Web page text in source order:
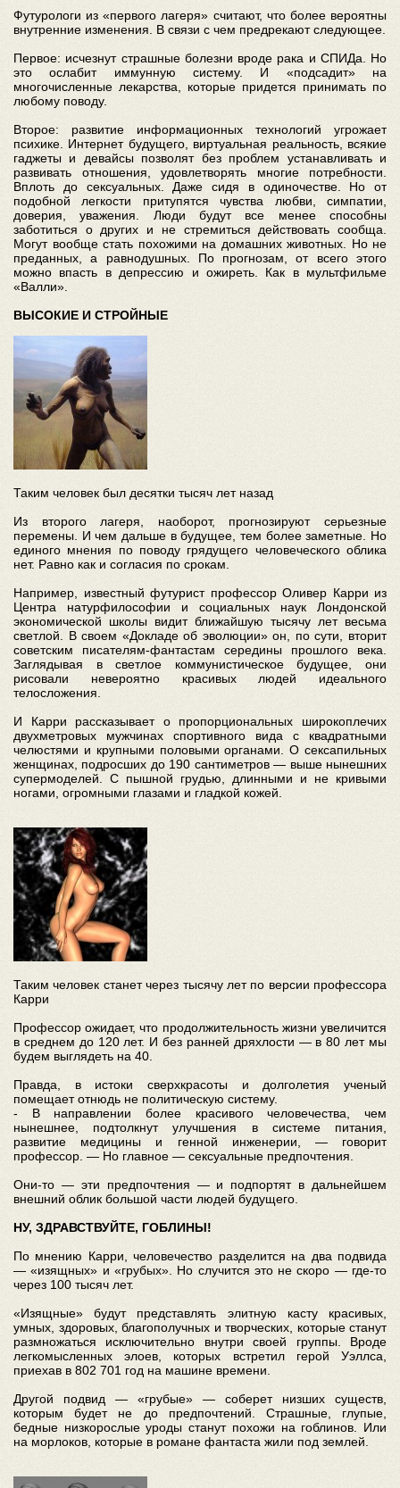
Футурологи из «первого лагеря» считают, что более вероятны
внутренние изменения. В связи с чем предрекают следующее.
Первое: исчезнут страшные болезни вроде рака и СПИДа. Но
это ослабит иммунную систему. И «подсадит» на
многочисленные лекарства, которые придется принимать по
любому поводу.
Второе: развитие информационных технологий угрожает
психике. Интернет будущего, виртуальная реальность, всякие
гаджеты и девайсы позволят без проблем устанавливать и
развивать отношения, удовлетворять многие потребности.
Вплоть до сексуальных. Даже сидя в одиночестве. Но от
подобной легкости притупятся чувства любви, симпатии,
доверия, уважения. Люди будут все менее способны
заботиться о других и не стремиться действовать сообща.
Могут вообще стать похожими на домашних животных. Но не
преданных, а равнодушных. По прогнозам, от всего этого
можно впасть в депрессию и ожиреть. Как в мультфильме
«Валли».
ВЫСОКИЕ И СТРОЙНЫЕ
Таким человек был десятки тысяч лет назад
Из второго лагеря, наоборот, прогнозируют серьезные
перемены. И чем дальше в будущее, тем более заметные. Но
единого мнения по поводу грядущего человеческого облика
нет. Равно как и согласия по срокам.
Например, известный футурист профессор Оливер Карри из
Центра натурфилософии и социальных наук Лондонской
экономической школы видит ближайшую тысячу лет весьма
светлой. В своем «Докладе об эволюции» он, по сути, вторит
советским писателям-фантастам середины прошлого века.
Заглядывая в светлое коммунистическое будущее, они
рисовали невероятно красивых людей идеального
телосложения.
И Карри рассказывает о пропорциональных широкоплечих
двухметровых мужчинах спортивного вида с квадратными
челюстями и крупными половыми органами. О сексапильных
женщинах, подросших до 190 сантиметров — выше нынешних
супермоделей. С пышной грудью, длинными и не кривыми
ногами, огромными глазами и гладкой кожей.
Таким человек станет через тысячу лет по версии профессора
Карри
Профессор ожидает, что продолжительность жизни увеличится
в среднем до 120 лет. И без ранней дряхлости — в 80 лет мы
будем выглядеть на 40.
Правда, в истоки сверхкрасоты и долголетия ученый
помещает отнюдь не политическую систему.
- В направлении более красивого человечества, чем
нынешнее, подтолкнут улучшения в системе питания,
развитие медицины и генной инженерии, — говорит
профессор. — Но главное — сексуальные предпочтения.
Они-то — эти предпочтения — и подпортят в дальнейшем
внешний облик большой части людей будущего.
НУ, ЗДРАВСТВУЙТЕ, ГОБЛИНЫ!
По мнению Карри, человечество разделится на два подвида
— «изящных» и «грубых». Но случится это не скоро — где-то
через 100 тысяч лет.
«Изящные» будут представлять элитную касту красивых,
умных, здоровых, благополучных и творческих, которые станут
размножаться исключительно внутри своей группы. Вроде
легкомысленных элоев, которых встретил герой Уэллса,
приехав в 802 701 год на машине времени.
Другой подвид — «грубые» — соберет низших существ,
которым будет не до предпочтений. Страшные, глупые,
бедные низкорослые уроды станут похожи на гоблинов. Или
на морлоков, которые в романе фантаста жили под землей.